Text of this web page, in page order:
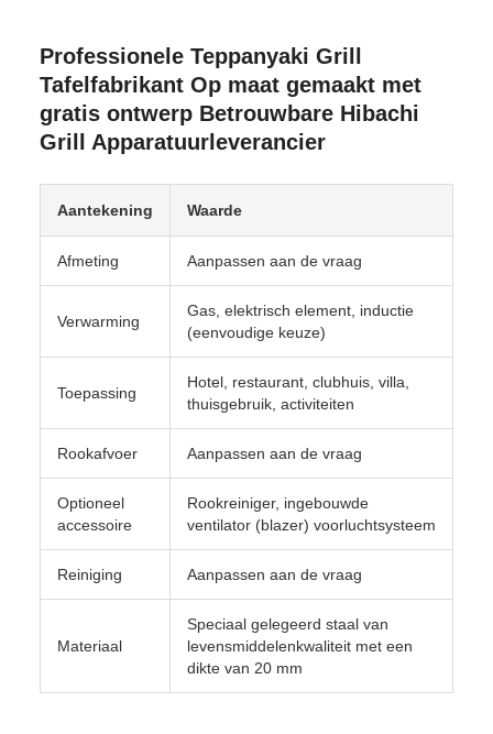
Professionele Teppanyaki Grill
Tafelfabrikant Op maat gemaakt met
gratis ontwerp Betrouwbare Hibachi
Grill Apparatuurleverancier
Aantekening Waarde
Afmeting Aanpassen aan de vraag
Verwarming
Gas, elektrisch element, inductie
(eenvoudige keuze)
Toepassing
Hotel, restaurant, clubhuis, villa,
thuisgebruik, activiteiten
Rookafvoer Aanpassen aan de vraag
Optioneel
accessoire
Rookreiniger, ingebouwde
ventilator (blazer) voorluchtsysteem
Reiniging Aanpassen aan de vraag
Materiaal
Speciaal gelegeerd staal van
levensmiddelenkwaliteit met een
dikte van 20 mm